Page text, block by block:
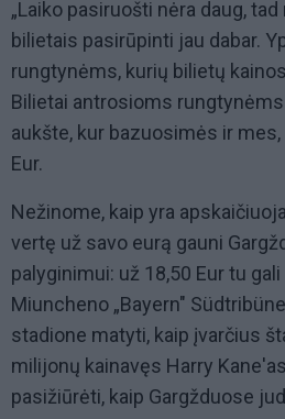
„Laiko pasiruošti nėra daug,
bilietais pasirūpinti jau dabar.
rungtynėms, kurių bilietų
Bilietai antrosioms
aukšte, kur bazuosimės ir
Eur.
Nežinome, kaip yra
vertę už savo eurą gauni
palyginimui: už 18,50 Eur tu
Miuncheno „Bayern"
stadione matyti, kaip įvarčius
milijonų kainavęs Harry
pasižiūrėti, kaip Gargžduose